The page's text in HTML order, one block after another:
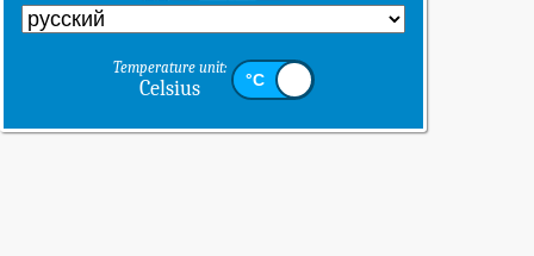
Temperature unit:
Celsius